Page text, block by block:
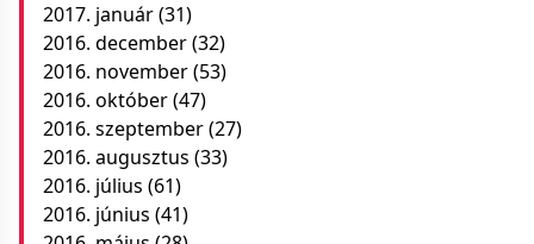
2017. január(31)
2016. december(32)
2016. november(53)
2016. október(47)
2016. szeptember(27)
2016. augusztus (33)
2016. július (61)
2016. június (41)